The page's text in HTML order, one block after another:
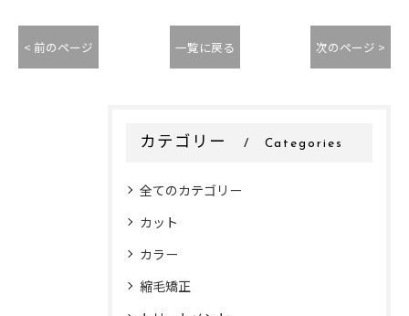
< 前のページ 一覧に戻る 次のページ >
カテゴリー Categories
全てのカテゴリー
カット
カラー
縮毛矯正